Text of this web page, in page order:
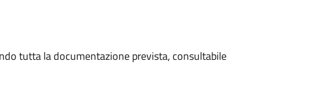
tutta la documentazione prevista, consultabile